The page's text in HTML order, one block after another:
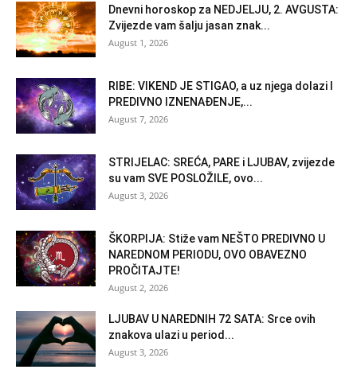
Dnevni horoskop za NEDJELJU, 2. AVGUSTA:
Zvijezde vam šalju jasan znak...
August 1, 2026
RIBE: VIKEND JE STIGAO, a uz njega dolazi I
PREDIVNO IZNENAĐENJE,...
August 7, 2026
STRIJELAC: SREĆA, PARE i LJUBAV, zvijezde
su vam SVE POSLOŽILE, ovo...
August 3, 2026
ŠKORPIJA: Stiže vam NEŠTO PREDIVNO U
NAREDNOM PERIODU, OVO OBAVEZNO
PROČITAJTE!
August 2, 2026
LJUBAV U NAREDNIH 72 SATA: Srce ovih
znakova ulazi u period...
August 3, 2026